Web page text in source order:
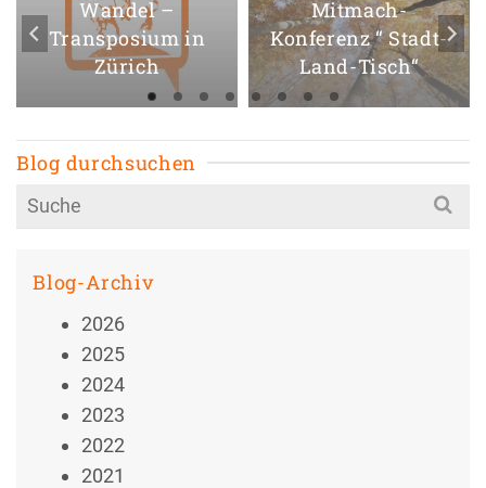
Wandel –
Transposium in
Zürich
Mitmach-
Konferenz “ Stadt-
Land-Tisch“
Blog durchsuchen
Search
for:
Blog-Archiv
2026
2025
2024
2023
2022
2021